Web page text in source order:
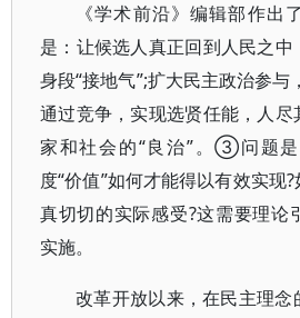
《学术前沿》编辑部作出
是：让候选人真正回到人民之
身段“接地气”;扩大民主政治参与
通过竞争，实现选贤任能，人
家和社会的“良治”。③问题
度“价值”如何才能得以有效实现
真切切的实际感受?这需要理论
实施。
改革开放以来，在民主理